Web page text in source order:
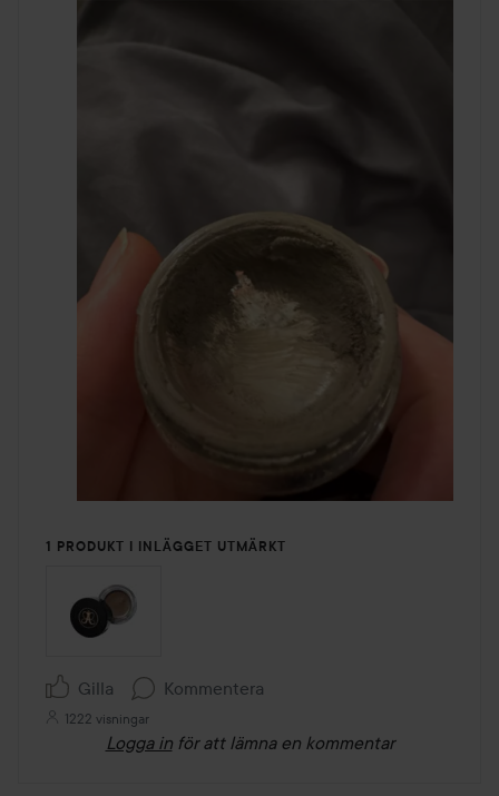
1 PRODUKT I INLÄGGET UTMÄRKT
Gilla Kommentera
1222 visningar
Logga in för att lämna en kommentar